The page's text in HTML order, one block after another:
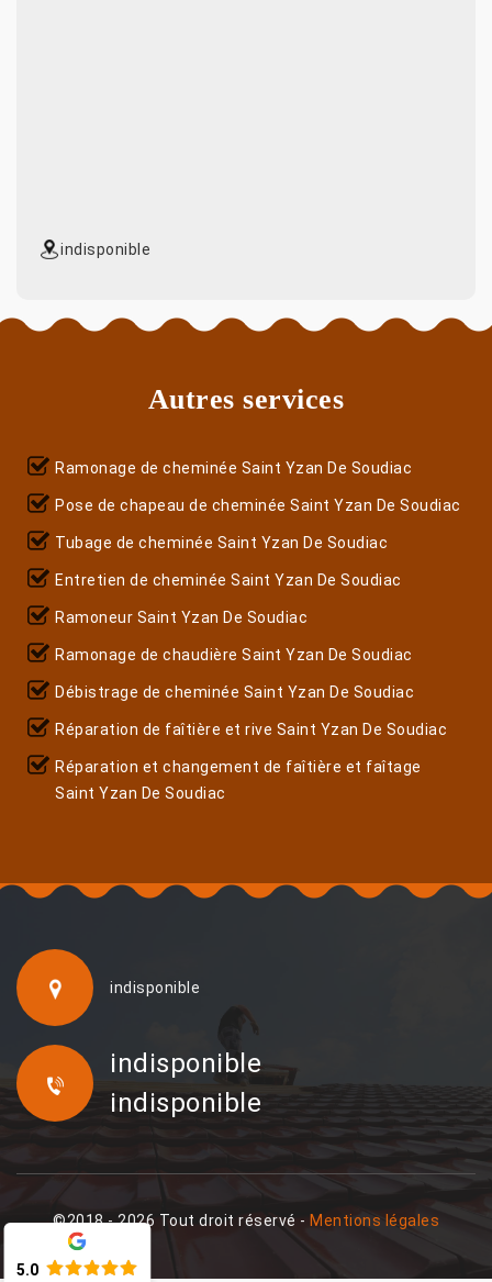
indisponible
Autres services
Ramonage de cheminée Saint Yzan De Soudiac
Pose de chapeau de cheminée Saint Yzan De Soudiac
Tubage de cheminée Saint Yzan De Soudiac
Entretien de cheminée Saint Yzan De Soudiac
Ramoneur Saint Yzan De Soudiac
Ramonage de chaudière Saint Yzan De Soudiac
Débistrage de cheminée Saint Yzan De Soudiac
Réparation de faîtière et rive Saint Yzan De Soudiac
Réparation et changement de faîtière et faîtage
Saint Yzan De Soudiac
indisponible
indisponible
indisponible
©2018 - 2026 Tout droit réservé - Mentions légales
5.0